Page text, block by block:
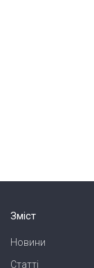
Зміст
Новини
Статті